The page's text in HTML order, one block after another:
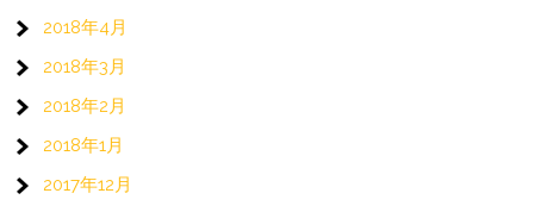
2018年4月
2018年3月
2018年2月
2018年1月
2017年12月